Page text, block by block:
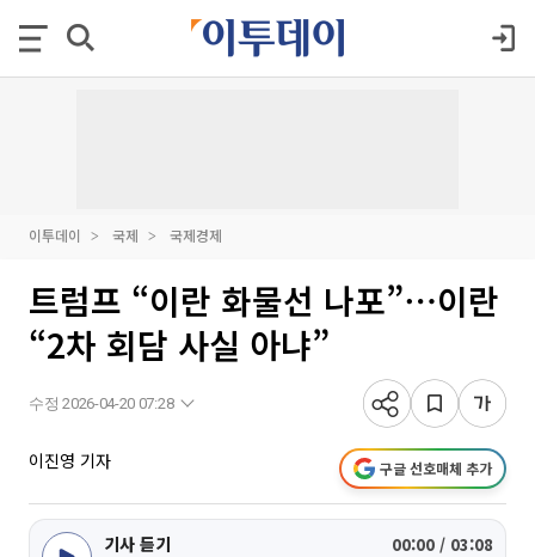
이투데이 국제 국제경제
트럼프 “이란 화물선 나포”⋯이란
“2차 회담 사실 아냐”
수정 2026-04-20 07:28
이진영 기자 구글 선호매체 추가
기사 듣기 00:00 / 03:08